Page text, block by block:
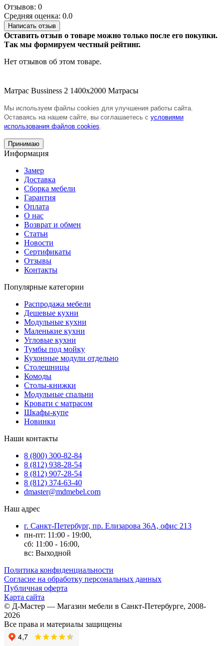
Отзывов: 0
Средняя оценка: 0.0
Написать отзыв
Оставить отзыв о товаре можно только после его покупки.
Так мы формируем честный рейтинг.
Нет отзывов об этом товаре.
Матрас Bussiness 2 1400х2000 Матрасы
Мы используем файлы cookies для улучшения работы сайта.
Оставаясь на нашем сайте, вы соглашаетесь с условиями
использования файлов cookies.
Принимаю
Информация
Замер
Доставка
Сборка мебели
Гарантия
Оплата
О нас
Возврат и обмен
Статьи
Новости
Сертификаты
Отзывы
Контакты
Популярные категории
Распродажа мебели
Дешевые кухни
Модульные кухни
Маленькие кухни
Угловые кухни
Тумбы под мойку
Кухонные модули отдельно
Столешницы
Комоды
Столы-книжки
Модульные спальни
Кровати с матрасом
Шкафы-купе
Новинки
Наши контакты
8 (800) 300-82-84
8 (812) 938-28-54
8 (812) 907-28-54
8 (812) 374-63-40
dmaster@mdmebel.com
Наш адрес
г. Санкт-Петербург, пр. Елизарова 36А, офис 213
пн-пт: 11:00 - 19:00,
сб: 11:00 - 16:00,
вс: Выходной
Политика конфиденциальности
Согласие на обработку персональных данных
Публичная оферта
Карта сайта
© Д-Мастер — Магазин мебели в Санкт-Петербурге, 2008-
2026
Все права и материалы защищены